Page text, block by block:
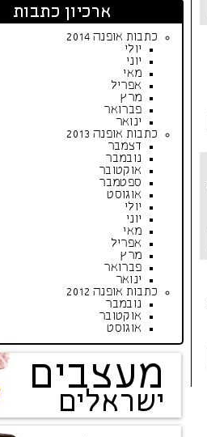
ארכיון כתבות
כתבות אופנה 2014
יולי
יוני
מאי
אפריל
מרץ
פברואר
ינואר
כתבות אופנה 2013
דצמבר
נובמבר
אוקטובר
ספטמבר
אוגוסט
יולי
יוני
מאי
אפריל
מרץ
פברואר
ינואר
כתבות אופנה 2012
נובמבר
אוקטובר
אוגוסט
מעצבים
ישראלים